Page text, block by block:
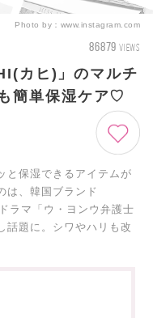
Photo by： www.instagram.com
86879 VIEWS
カヒ)」のマルチ
簡単保湿ケア♡
と保湿できるアイテムが
は、韓国ブランド
ラマ「ウ・ヨンウ弁護士
話題に。シワやハリも改